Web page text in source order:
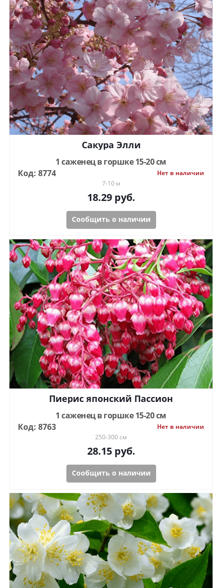
Сакура Элли
1 саженец в горшке 15-20 см
Код: 8774
Нет в наличии
7-10 м
18.29руб.
Сообщить о наличии
Пиерис японский Пассион
1 саженец в горшке 15-20 см
Код: 8763
Нет в наличии
250-300 см
28.15руб.
Сообщить о наличии